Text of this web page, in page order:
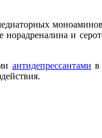
и
антидепрессантами в